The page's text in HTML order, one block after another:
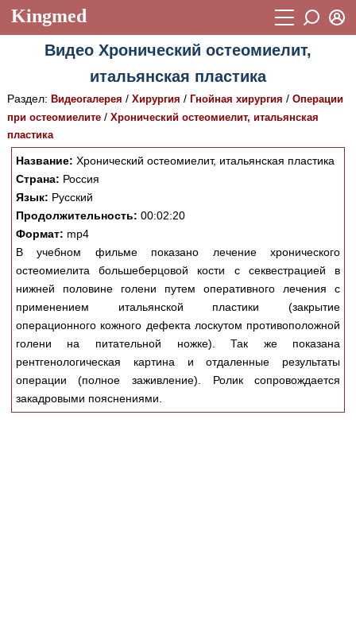
Kingmed
Учебный материал
Видеогалерея 899
Фотогалерея (1906)
Истории болезней 1268
Лекции и презентации
Аккредитационные тесты (6)
Методические рекомендации
Научно-популярное
Новости (244)
Медицинская стандартизация
Пароль
Восстановить пароль
Регистрация
Видео Хронический остеомиелит,
итальянская пластика
Раздел: Видеогалерея / Хирургия / Гнойная хирургия / Операции
при остеомиелите/ Хронический остеомиелит, итальянская
пластика
Название: Хронический остеомиелит, итальянская пластика
Страна: Россия
Язык: Русский
Продолжительность: 00:02:20
Формат: mp4
В учебном фильме показано лечение хронического
остеомиелита большеберцовой кости с секвестрацией в
нижней половине голени путем оперативного лечения с
применением итальянской пластики (закрытие
операционного кожного дефекта лоскутом противоположной
голени на питательной ножке). Так же показана
рентгенологическая картина и отдаленные результаты
операции (полное заживление). Ролик сопровождается
закадровыми пояснениями.